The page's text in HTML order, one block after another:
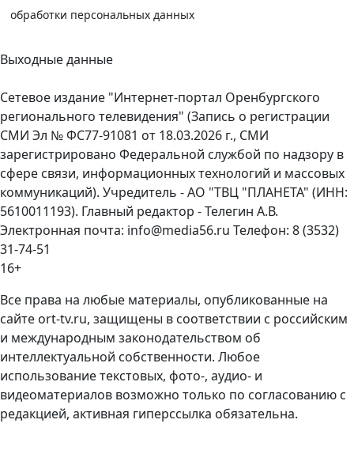
обработки персональных данных
Выходные данные
Сетевое издание "Интернет-портал Оренбургского
регионального телевидения" (Запись о регистрации
СМИ Эл № ФС77-91081 от 18.03.2026 г., СМИ
зарегистрировано Федеральной службой по надзору в
сфере связи, информационных технологий и массовых
коммуникаций). Учредитель - АО "ТВЦ "ПЛАНЕТА" (ИНН:
5610011193). Главный редактор - Телегин А.В.
Электронная почта: info@media56.ru Телефон: 8 (3532)
31-74-51
16+
Все права на любые материалы, опубликованные на
сайте ort-tv.ru, защищены в соответствии с российским
и международным законодательством об
интеллектуальной собственности. Любое
использование текстовых, фото-, аудио- и
видеоматериалов возможно только по согласованию с
редакцией, активная гиперссылка обязательна.